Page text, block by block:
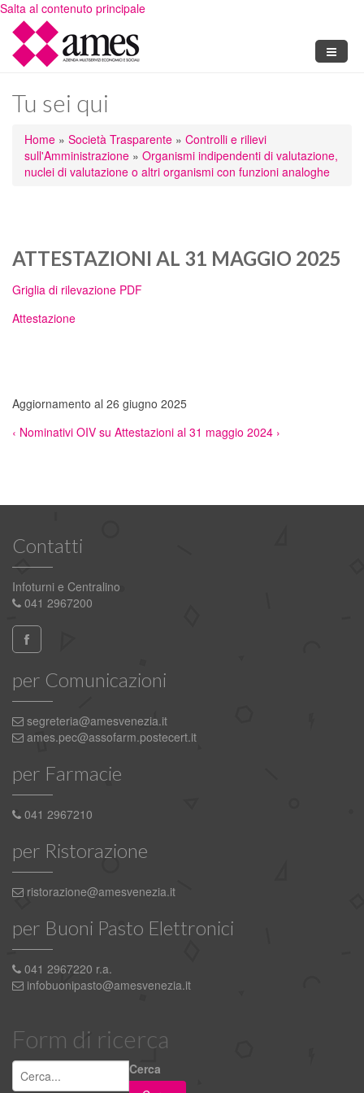
Salta al contenuto principale
Tu sei qui
Home » Società Trasparente » Controlli e rilievi
sull'Amministrazione » Organismi indipendenti di valutazione,
nuclei di valutazione o altri organismi con funzioni analoghe
ATTESTAZIONI AL 31 MAGGIO 2025
Griglia di rilevazione PDF
Attestazione
Aggiornamento al 26 giugno 2025
‹ Nominativi OIV su Attestazioni al 31 maggio 2024 ›
Contatti
Infoturni e Centralino
041 2967200
per Comunicazioni
segreteria@amesvenezia.it
ames.pec@assofarm.postecert.it
per Farmacie
041 2967210
per Ristorazione
ristorazione@amesvenezia.it
per Buoni Pasto Elettronici
041 2967220 r.a.
infobuonipasto@amesvenezia.it
Form di ricerca
Cerca